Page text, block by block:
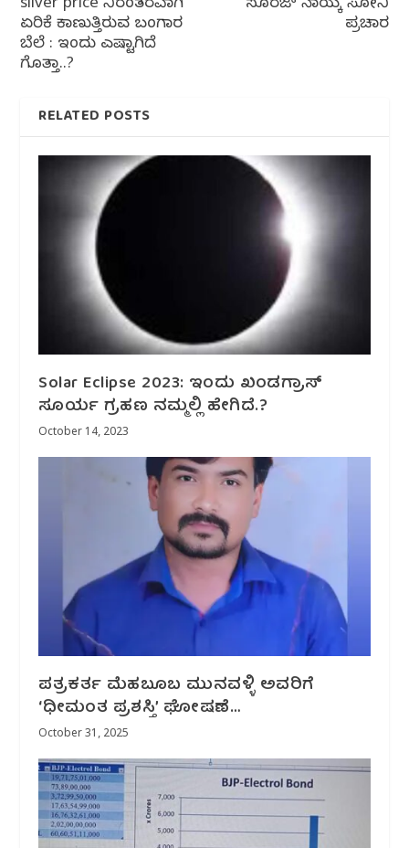
silver price ನಿರಂತರವಾಗಿ
ಏರಿಕೆ ಕಾಣುತ್ತಿರುವ ಬಂಗಾರ
ಬೆಲೆ : ಇಂದು ಎಷ್ಟಾಗಿದೆ
ಗೊತ್ತಾ..?
ಸೂರಜ್‌ ನಾಯ್ಕ‌ ಸೋನಿ
ಪ್ರಚಾರ
RELATED POSTS
Solar Eclipse 2023: ಇಂದು ಖಂಡಗ್ರಾಸ್
ಸೂರ್ಯ ಗ್ರಹಣ ನಮ್ಮಲ್ಲಿ ಹೇಗಿದೆ.?
October 14, 2023
ಪತ್ರಕರ್ತ ಮೆಹಬೂಬ ಮುನವಳ್ಳಿ ಅವರಿಗೆ
‘ಧೀಮಂತ ಪ್ರಶಸ್ತಿ’ ಘೋಷಣೆ…
October 31, 2025